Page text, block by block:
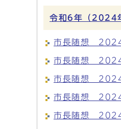
令和6年（2024
市長随想 2024
市長随想 2024
市長随想 2024
市長随想 2024
市長随想 2024